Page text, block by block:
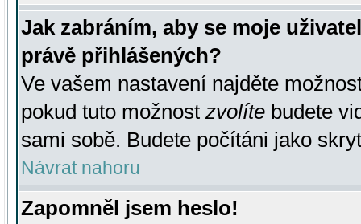
Jak zabráním, aby se moje
právě přihlášených?
Ve vašem nastavení najděte
pokud tuto možnost zvolíte budete
sami sobě. Budete počítáni jako
Návrat nahoru
Zapomněl jsem heslo!